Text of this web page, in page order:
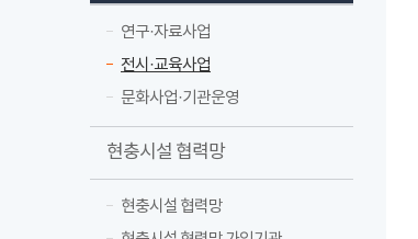
연구·자료사업
전시·교육사업
문화사업·기관운영
현충시설 협력망
현충시설 협력망